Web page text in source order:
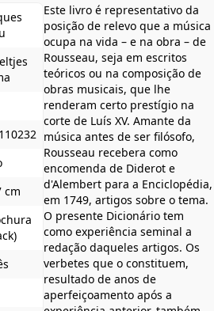
cm
Este livro é representativo da
posição de relevo que a música
ocupa na vida – e na obra – de
Rousseau, seja em escritos
teóricos ou na composição de
obras musicais, que lhe
renderam certo prestígio na
corte de Luís XV. Amante da
música antes de ser filósofo,
Rousseau recebera como
encomenda de Diderot e
d'Alembert para a Enciclopédia,
em 1749, artigos sobre o tema.
O presente Dicionário tem
como experiência seminal a
redação daqueles artigos. Os
verbetes que o constituem,
resultado de anos de
aperfeiçoamento após a